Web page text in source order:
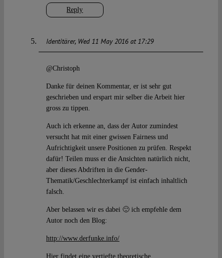
Reply
Identitärer Wed 11 May 2016 at 17:29
@Christoph
Danke für deinen Kommentar, er ist sehr gut
geschrieben und erspart mir selber die Arbeit hier
gross zu tippen.
Auch ich erkenne an, dass der Autor zumindest
versucht hat mit einer gwissen Fairness und
Aufrichtigkeit unsere Positionen zu prüfen. Respekt
dafür! Teilen muss er die Ansichten natürlich nicht,
aber dieses Abdriften in die Gender-
Thematik/Geschlechterkampf ist einfach inhaltlich
falsch.
Aber belassen wir es dabei 🙂 ich empfehle dem
Autor noch den Blog:
http://www.derfunke.info/
Hier findet eine vertiefte theoretische